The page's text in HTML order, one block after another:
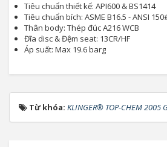
Tiêu chuẩn thiết kế: API600 & BS1414
Tiêu chuẩn bích: ASME B16.5 - ANSI
Thân body: Thép đúc A216 WCB
Đĩa disc & Đệm seat: 13CR/HF
Áp suất: Max 19.6 barg
Từ khóa: KLINGER® TOP-CHEM 2005